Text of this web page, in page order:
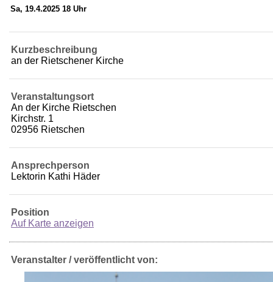
Sa, 19.4.2025 18 Uhr
Kurzbeschreibung
an der Rietschener Kirche
Veranstaltungsort
An der Kirche Rietschen
Kirchstr. 1
02956 Rietschen
Ansprechperson
Lektorin Kathi Häder
Position
Auf Karte anzeigen
Veranstalter / veröffentlicht von: